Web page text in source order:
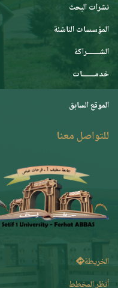
نشرات البحث
المؤسسات الناشئة
الشـــــــراكة
خدمـــــــات
الموقع السابق
للتواصل معنا
الخريطة